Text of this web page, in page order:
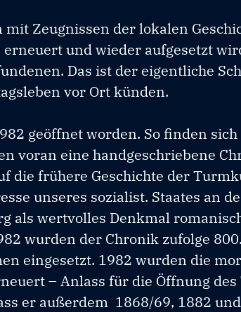
Zeugnissen der lokalen
und wieder aufgesetzt
Das ist der eigentliche
vor Ort künden.
geöffnet worden. So finden
voran eine handgeschriebene
frühere Geschichte der
unseres sozialist. Staates an
als wertvolles Denkmal
wurden der Chronik zufolge
eingesetzt. 1982 wurden die
– Anlass für die Öffnung
er außerdem 1868/69, 1882